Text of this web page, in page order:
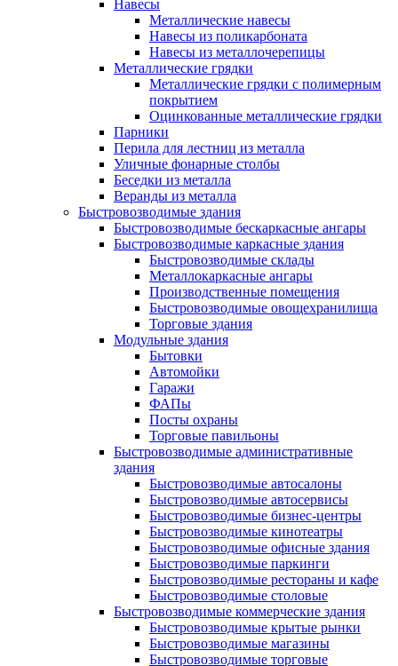
Навесы
Металлические навесы
Навесы из поликарбоната
Навесы из металлочерепицы
Металлические грядки
Металлические грядки с полимерным
покрытием
Оцинкованные металлические грядки
Парники
Перила для лестниц из металла
Уличные фонарные столбы
Беседки из металла
Веранды из металла
Быстровозводимые здания
Быстровозводимые бескаркасные ангары
Быстровозводимые каркасные здания
Быстровозводимые склады
Металлокаркасные ангары
Производственные помещения
Быстровозводимые овощехранилища
Торговые здания
Модульные здания
Бытовки
Автомойки
Гаражи
ФАПы
Посты охраны
Торговые павильоны
Быстровозводимые административные
здания
Быстровозводимые автосалоны
Быстровозводимые автосервисы
Быстровозводимые бизнес-центры
Быстровозводимые кинотеатры
Быстровозводимые офисные здания
Быстровозводимые паркинги
Быстровозводимые рестораны и кафе
Быстровозводимые столовые
Быстровозводимые коммерческие здания
Быстровозводимые крытые рынки
Быстровозводимые магазины
Быстровозводимые торговые